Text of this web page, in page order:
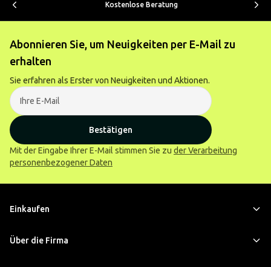
Kostenlose Beratung
Abonnieren Sie, um Neuigkeiten per E-Mail zu
erhalten
Sie erfahren als Erster von Neuigkeiten und Aktionen.
Bestätigen
Mit der Eingabe Ihrer E-Mail stimmen Sie zu der Verarbeitung
personenbezogener Daten
Einkaufen
Über die Firma